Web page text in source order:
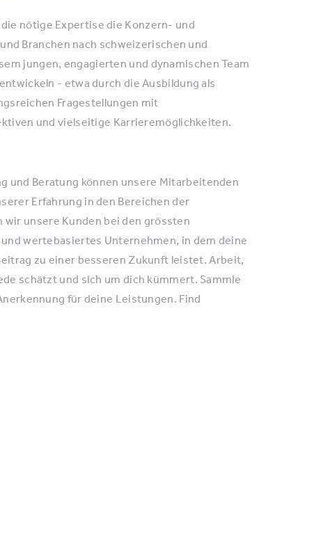
nötige Expertise die Konzern- und
Branchen nach schweizerischen und
jungen, engagierten und dynamischen Team
- etwa durch die Ausbildung als
Fragestellungen mit
und vielseitige Karrieremöglichkeiten.
und Beratung können unsere Mitarbeitenden
Erfahrung in den Bereichen der
unsere Kunden bei den grössten
wertebasiertes Unternehmen, in dem deine
zu einer besseren Zukunft leistet. Arbeit,
schätzt und sich um dich kümmert. Sammle
für deine Leistungen. Find